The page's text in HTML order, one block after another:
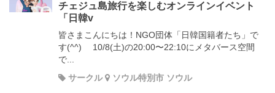
チェジュ島旅行を楽しむオンラインイベント
「日韓v
皆さまこんにちは！NGO団体「日韓国籍者たち」で
す(^^) 10/8(土)の20:00〜22:10にメタバース空間
で...
サークル
ソウル特別市 ソウル